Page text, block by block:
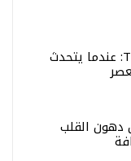
تشكيلة AXIS من TUMI: عندما يتحدث
دهون القلب